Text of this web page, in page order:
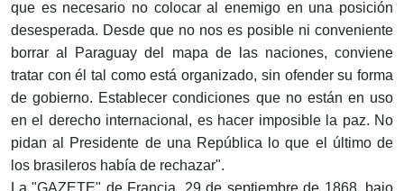
que es necesario no colocar al enemigo en una posición
desesperada. Desde que no nos es posible ni conveniente
borrar al Paraguay del mapa de las naciones, conviene
tratar con él tal como está organizado, sin ofender su forma
de gobierno. Establecer condiciones que no están en uso
en el derecho internacional, es hacer imposible la paz. No
pidan al Presidente de una República lo que el último de
los brasileros había de rechazar".